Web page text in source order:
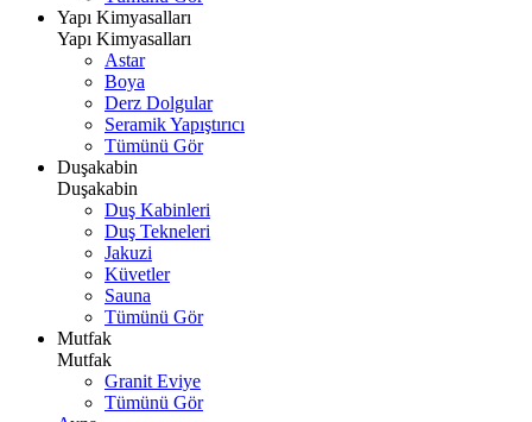
Yapı Kimyasalları
Yapı Kimyasalları
Astar
Boya
Derz Dolgular
Seramik Yapıştırıcı
Tümünü Gör
Duşakabin
Duşakabin
Duş Kabinleri
Duş Tekneleri
Jakuzi
Küvetler
Sauna
Tümünü Gör
Mutfak
Mutfak
Granit Eviye
Tümünü Gör